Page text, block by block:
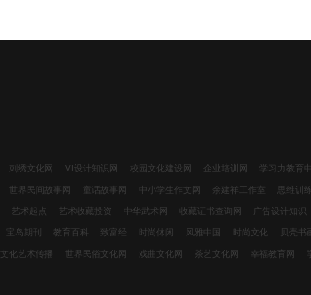
刺绣文化网 VI设计知识网 校园文化建设网 企业培训网 学习力教育
世界民间故事网 童话故事网 中小学生作文网 余建祥工作室 思维训练
艺术起点 艺术收藏投资 中华武术网 收藏证书查询网 广告设计知识
宝岛期刊 教育百科 致富经 时尚休闲 风雅中国 时尚文化 贝壳书
文化艺术传播 世界民俗文化网 戏曲文化网 茶艺文化网 幸福教育网